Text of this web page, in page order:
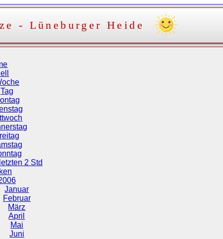
- Lüneburger Heide
Tag
2 Std
Januar
Februar
März
April
Mai
Juni